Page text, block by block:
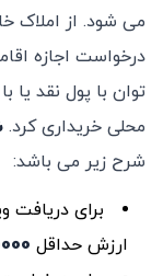
می شود. از املاک
درخواست اجازه
توان با پول نقد
محلی خریداری کرد.
شرح زیر می باشد:
برای دریافت
ارزش حداقل